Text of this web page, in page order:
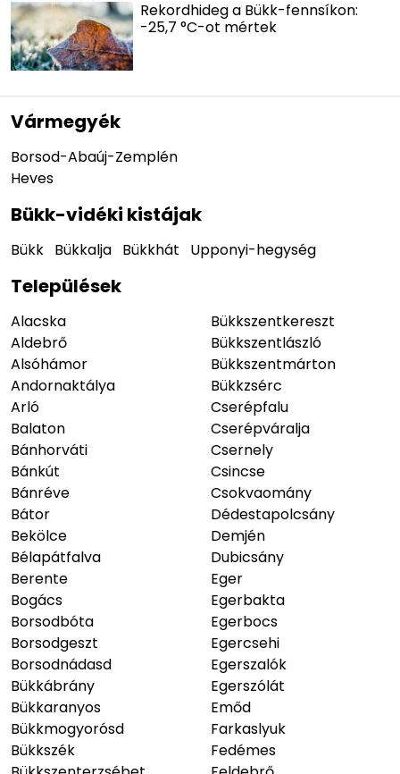
Rekordhideg a Bükk-fennsíkon:
-25,7 °C-ot mértek
Vármegyék
Borsod-Abaúj-Zemplén
Heves
Bükk-vidéki kistájak
Bükk Bükkalja Bükkhát Upponyi-hegység
Települések
Alacska
Aldebrő
Alsóhámor
Andornaktálya
Arló
Balaton
Bánhorváti
Bánkút
Bánréve
Bátor
Bekölce
Bélapátfalva
Berente
Bogács
Borsodbóta
Borsodgeszt
Borsodnádasd
Bükkábrány
Bükkaranyos
Bükkmogyorósd
Bükkszék
Bükkszentkereszt
Bükkszentlászló
Bükkszentmárton
Bükkzsérc
Cserépfalu
Cserépváralja
Csernely
Csincse
Csokvaomány
Dédestapolcsány
Demjén
Dubicsány
Eger
Egerbakta
Egerbocs
Egercsehi
Egerszalók
Egerszólát
Emőd
Farkaslyuk
Fedémes